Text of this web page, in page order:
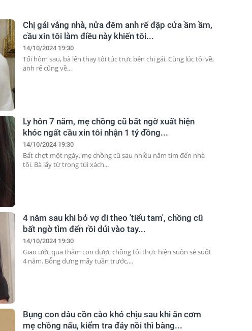
Chị gái vắng nhà, nửa đêm anh rể đập cửa ầm ầm,
cầu xin tôi làm điều này khiến tôi...
14/10/2024 19:30
Tối hôm sau, bà lên thay tôi túc trực bên chị gái. Cùng lúc tôi về,
anh rể cũng về...
Ly hôn 7 năm, mẹ chồng cũ bất ngờ xuất hiện
khóc ngất cầu xin tôi nhận 1 tỷ đồng...
14/10/2024 19:30
Bất chợt một ngày, mẹ chồng cũ sau nhiều năm tìm đến nhà
tôi. Bà lấy từ trong túi xách...
4 năm sau khi bỏ vợ đi theo 'tiểu tam', chồng cũ
bất ngờ tìm đến rồi dúi vào tay...
14/10/2024 19:30
Giao ước qua thăm con được chồng tôi thực hiện suôn sẻ suốt
4 năm. Bỗng dưng mấy tuần trước,...
Bụng con dâu cồn cào khó chịu sau khi ăn cơm
mẹ chồng nấu, kiểm tra đáy nồi thì bàng...